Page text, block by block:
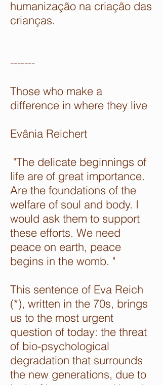
humanização na criação das
crianças.
-------
Those who make a
difference in where they live
Evânia Reichert
"The delicate beginnings of
life are of great importance.
Are the foundations of the
welfare of soul and body. I
would ask them to support
these efforts. We need
peace on earth, peace
begins in the womb. "
This sentence of Eva Reich
(*), written in the 70s, brings
us to the most urgent
question of today: the threat
of bio-psychological
degradation that surrounds
the new generations, due to